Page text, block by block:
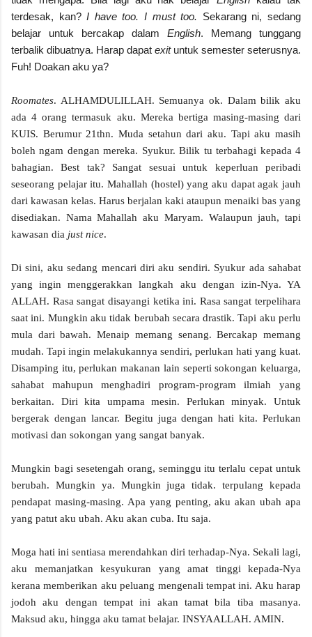
terdesak, kan?I have too. I must too. Sekarang ni, sedang
belajar untuk bercakap dalam English. Memang tunggang
terbalik dibuatnya. Harap dapat exituntuk semester seterusnya.
Fuh! Doakan aku ya?
Roomates. ALHAMDULILLAH. Semuanya ok. Dalam bilik aku
ada 4 orang termasuk aku. Mereka bertiga masing-masing dari
KUIS. Berumur 21thn. Muda setahun dari aku. Tapi aku masih
boleh ngam dengan mereka. Syukur. Bilik tu terbahagi kepada 4
bahagian. Best tak? Sangat sesuai untuk keperluan peribadi
seseorang pelajar itu. Mahallah (hostel) yang aku dapat agak jauh
dari kawasan kelas. Harus berjalan kaki ataupun menaiki bas yang
disediakan. Nama Mahallah aku Maryam. Walaupun jauh, tapi
kawasan dia just nice.
Di sini, aku sedang mencari diri aku sendiri. Syukur ada sahabat
yang ingin menggerakkan langkah aku dengan izin-Nya. YA
ALLAH. Rasa sangat disayangi ketika ini. Rasa sangat terpelihara
saat ini. Mungkin aku tidak berubah secara drastik. Tapi aku perlu
mula dari bawah. Menaip memang senang. Bercakap memang
mudah. Tapi ingin melakukannya sendiri, perlukan hati yang kuat.
Disamping itu, perlukan makanan lain seperti sokongan keluarga,
sahabat mahupun menghadiri program-program ilmiah yang
berkaitan. Diri kita umpama mesin. Perlukan minyak. Untuk
bergerak dengan lancar. Begitu juga dengan hati kita. Perlukan
motivasi dan sokongan yang sangat banyak.
Mungkin bagi sesetengah orang, seminggu itu terlalu cepat untuk
berubah. Mungkin ya. Mungkin juga tidak. terpulang kepada
pendapat masing-masing. Apa yang penting, aku akan ubah apa
yang patut aku ubah. Aku akan cuba. Itu saja.
Moga hati ini sentiasa merendahkan diri terhadap-Nya. Sekali lagi,
aku memanjatkan kesyukuran yang amat tinggi kepada-Nya
kerana memberikan aku peluang mengenali tempat ini. Aku harap
jodoh aku dengan tempat ini akan tamat bila tiba masanya.
Maksud aku, hingga aku tamat belajar. INSYAALLAH. AMIN.